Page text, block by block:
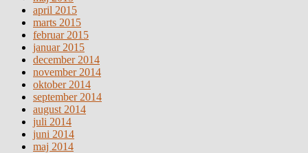
april 2015
marts 2015
februar 2015
januar 2015
december 2014
november 2014
oktober 2014
september 2014
august 2014
juli 2014
juni 2014
maj 2014